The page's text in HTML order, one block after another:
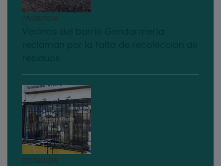
05/08/2026
07/08/2026